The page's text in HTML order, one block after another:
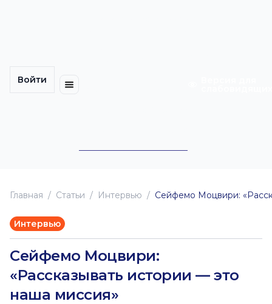
Войти
Главная Статьи Интервью Сейфемо Моцвири:
Интервью
Сейфемо Моцвири:
«Рассказывать истории — это
наша миссия»